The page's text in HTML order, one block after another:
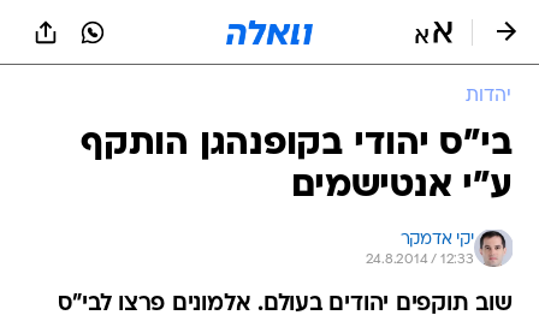
יהדות
בי"ס יהודי בקופנהגן הותקף
ע"י אנטישמים
יקי אדמקר
24.8.2014 / 12:33
שוב תוקפים יהודים בעולם. אלמונים פרצו לבי"ס